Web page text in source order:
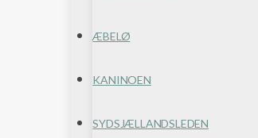
ÆBELØ
KANINOEN
SYDSJÆLLANDSLEDEN